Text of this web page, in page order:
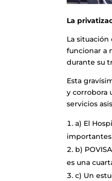
La
La
funcionar a
durante su
Esta
y corrobora
servicios
a) El
b)
es una
c) Un